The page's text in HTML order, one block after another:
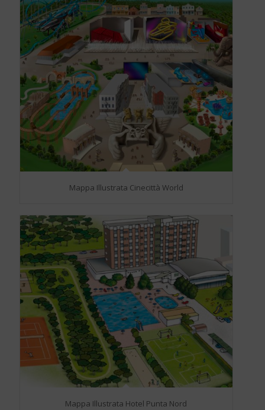
Mappa Illustrata Cinecittà World
Mappa Illustrata Hotel Punta Nord